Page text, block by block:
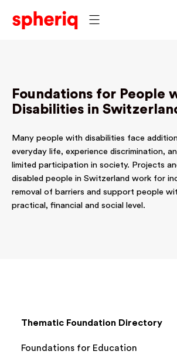
Foundations for People
Disabilities in
Many people with disabilities face
everyday life, experience discrimination,
limited participation in society. Projects
disabled people in Switzerland work for
removal of barriers and support people
practical, financial and social level.
Thematic Foundation Directory
Foundations for Education